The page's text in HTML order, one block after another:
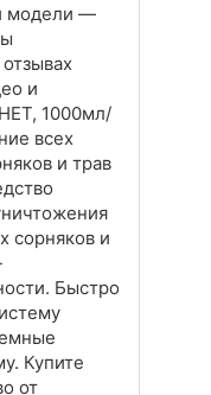
модели —
и
1000мл/
всех
и трав
сорняков и
Быстро
Купите
от